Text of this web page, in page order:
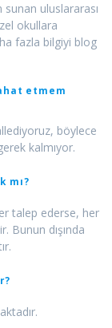
uluslararası
okullara
fazla bilgiyi blog
etmem
böylece
kalmıyor.
mı?
talep ederse, her
Bunun dışında